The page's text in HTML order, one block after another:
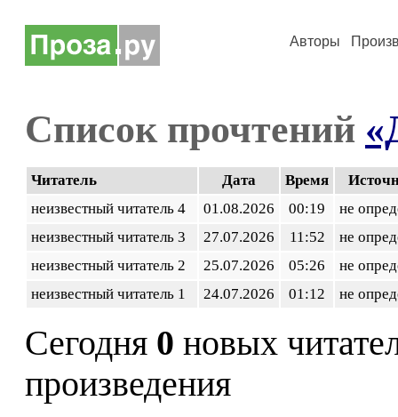
Авторы
Список прочтений
Читатель Дата Время
неизвестный читатель 4
01.08.2026 00:19
не
неизвестный читатель 3
27.07.2026 11:52
не
неизвестный читатель 2
25.07.2026 05:26
не
неизвестный читатель 1
24.07.2026 01:12 не
Сегодня 0 новых
произведения